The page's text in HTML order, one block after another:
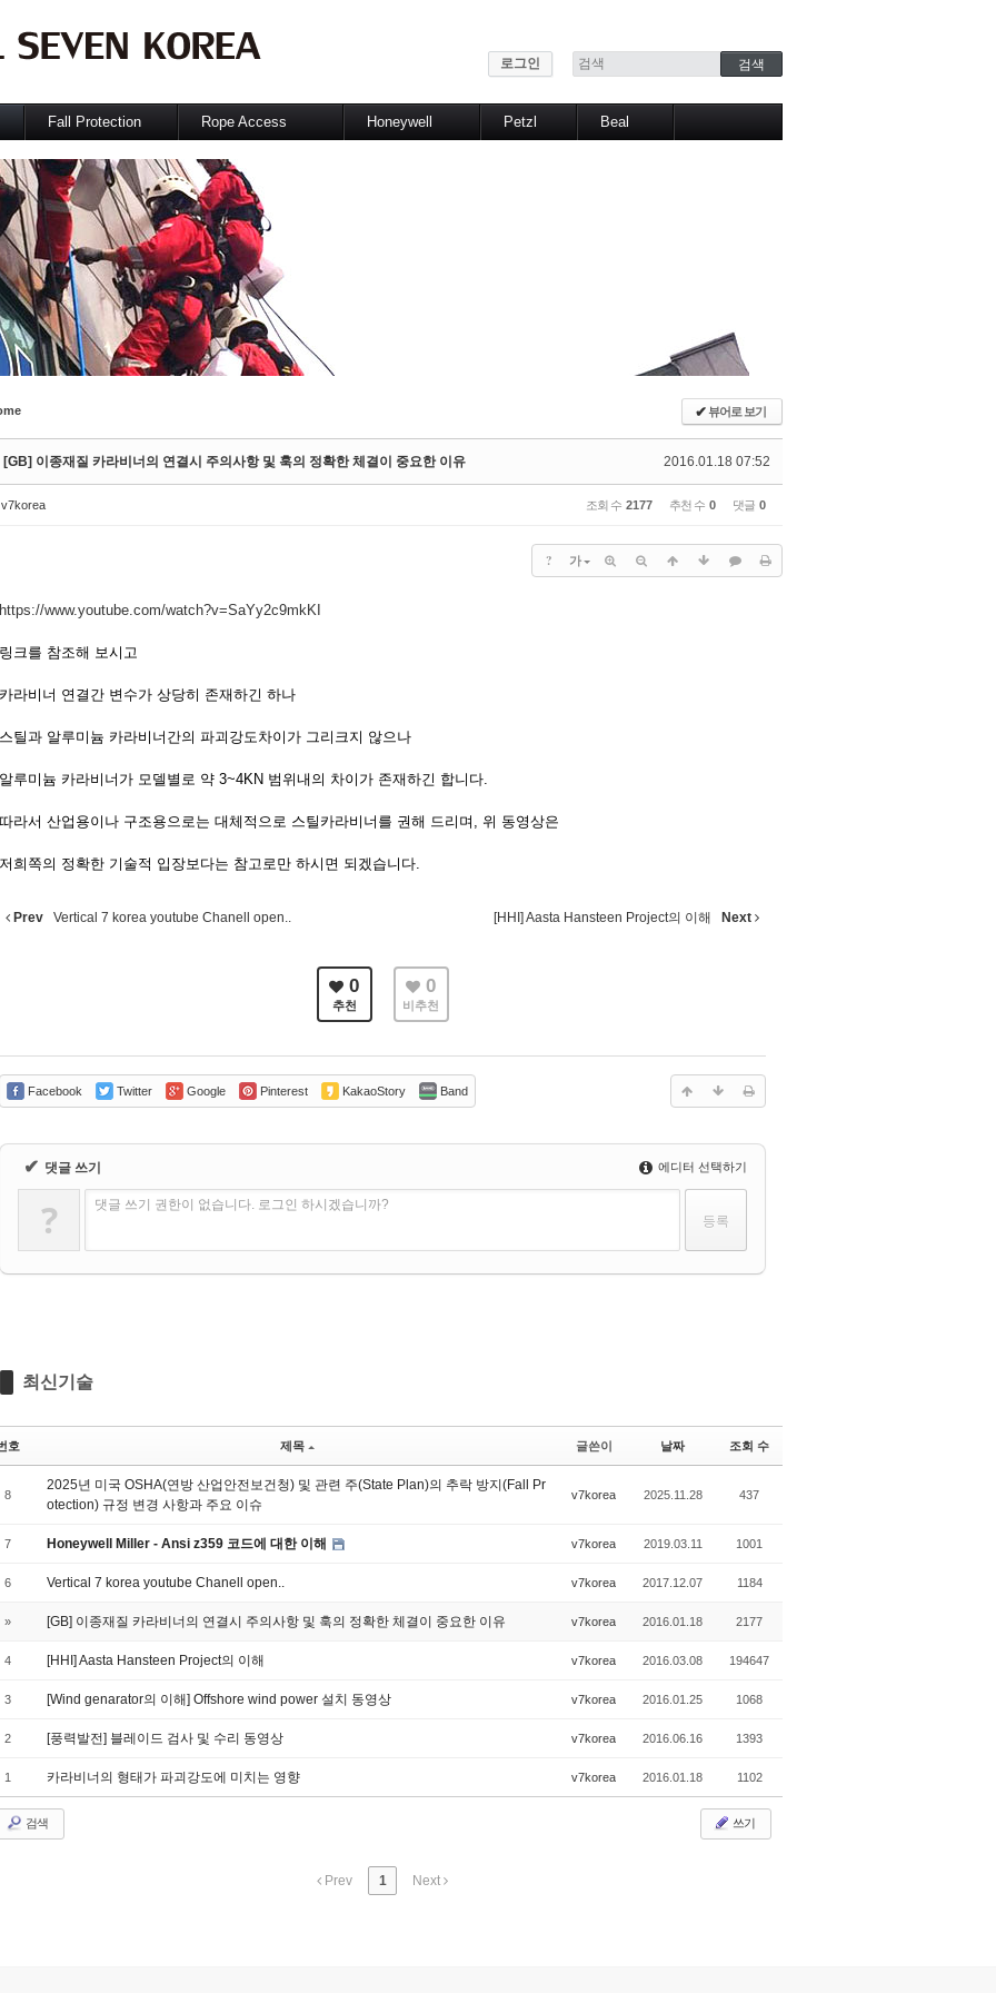
로그인
Fall Protection
Vertical system
Horizontal system
Other System
추천장비 Package
제품가이드
Rope Access
Technic Lab.
Honeywell Petzl Beal
✔뷰어로 보기
2016.01.18 07:52
[GB] 이종재질 카라비너의 연결시 주의사항 및 훅의 정확한 체결이 중요한 이유
v7korea 조회 수 2177 추천 수 0 댓글 0
? 가
https://www.youtube.com/watch?v=SaYy2c9mkKI
링크를 참조해 보시고
카라비너 연결간 변수가 상당히 존재하긴 하나
스틸과 알루미늄 카라비너간의 파괴강도차이가 그리크지 않으나
알루미늄 카라비너가 모델별로 약 3~4KN 범위내의 차이가 존재하긴 합니다.
따라서 산업용이나 구조용으로는 대체적으로 스틸카라비너를 권해 드리며, 위 동영상은
저희쪽의 정확한 기술적 입장보다는 참고로만 하시면 되겠습니다.
Prev Vertical 7 korea youtube Chanell open.. [HHI] Aasta Hansteen Project의 이해 Next
0
추천
0
비추천
Facebook Twitter Google Pinterest KakaoStory Band
✔ 댓글 쓰기 에디터 선택하기
? 댓글 쓰기 권한이 없습니다. 로그인 하시겠습니까?
최신기술
호 제목 글쓴이 날짜 조회 수
8
2025년 미국 OSHA(연방 산업안전보건청) 및 관련 주(State Plan)의 추락 방지(Fall Pr
otection) 규정 변경 사항과 주요 이슈
v7korea 2025.11.28 437
7 Honeywell Miller - Ansi z359 코드에 대한 이해 v7korea 2019.03.11 1001
6 Vertical 7 korea youtube Chanell open.. v7korea 2017.12.07 1184
» [GB] 이종재질 카라비너의 연결시 주의사항 및 훅의 정확한 체결이 중요한 이유 v7korea 2016.01.18 2177
4 [HHI] Aasta Hansteen Project의 이해 v7korea 2016.03.08 194647
3 [Wind genarator의 이해] Offshore wind power 설치 동영상 v7korea 2016.01.25 1068
2 [풍력발전] 블레이드 검사 및 수리 동영상 v7korea 2016.06.16 1393
1 카라비너의 형태가 파괴강도에 미치는 영향 v7korea 2016.01.18 1102
검색 쓰기
Prev 1 Next